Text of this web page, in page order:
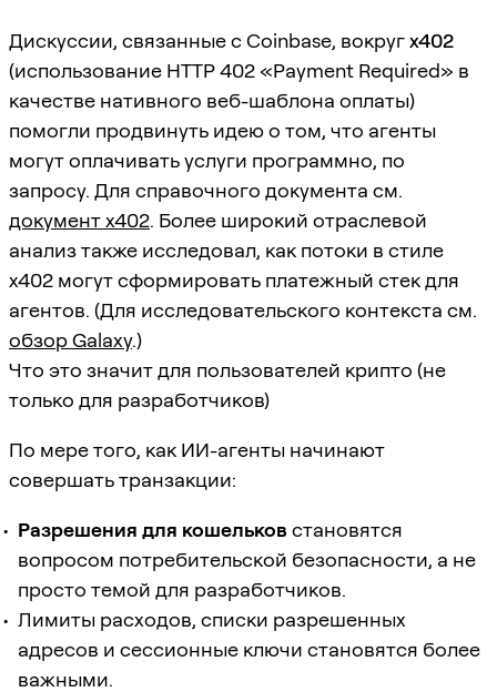
Дискуссии, связанные с Coinbase, вокругx402
(использование HTTP 402 «Payment Required» в
качестве нативного веб-шаблона оплаты)
помогли продвинуть идею о том, что агенты
могут оплачивать услуги программно, по
запросу. Для справочного документа см.
документ x402. Более широкий отраслевой
анализ также исследовал, как потоки в стиле
x402 могут сформировать платежный стек для
агентов. (Для исследовательского контекста см.
обзор Galaxy.)
Что это значит для пользователей крипто (не
только для разработчиков)
По мере того, как ИИ-агенты начинают
совершать транзакции:
Разрешения для кошельков становятся
вопросом потребительской безопасности, а не
просто темой для разработчиков.
Лимиты расходов, списки разрешенных
адресов и сессионные ключи становятся более
важными.